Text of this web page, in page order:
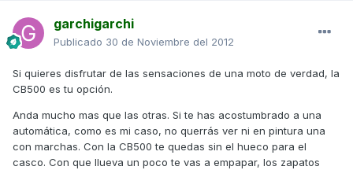
garchigarchi
Publicado 30 de Noviembre del 2012
Si quieres disfrutar de las sensaciones de una moto de verdad, la
CB500 es tu opción.
Anda mucho mas que las otras. Si te has acostumbrado a una
automática, como es mi caso, no querrás ver ni en pintura una
con marchas. Con la CB500 te quedas sin el hueco para el
casco. Con que llueva un poco te vas a empapar, los zapatos